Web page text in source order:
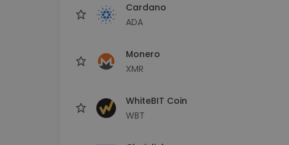
Cardano
ADA
Monero
XMR
WhiteBIT Coin
WBT